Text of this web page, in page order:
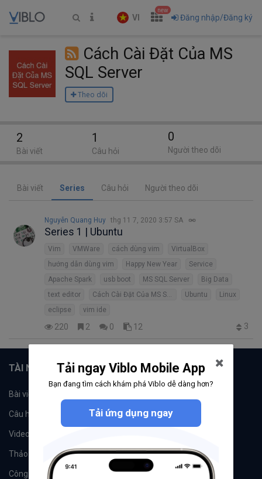
VI
new
Đăng nhập/Đăng ký
Cách Cài Đặt Của MS
SQL Server
Theo dõi
Bài viết Series Câu hỏi Người theo dõi
Nguyễn Quang Huy thg 11 7, 2020 3:57 SA
Series 1 | Ubuntu
Vim VMWare cách dùng vim
VirtualBox
hướng dẫn dùng vim
Happy New Year
Service
Apache Spark
usb boot MS SQL Server
Big Data
text editor
Cách Cài Đặt Của MS SQL Server Ubuntu
Linux
eclipse
vim ide
220 2 0 12 3
2
Bài viết
1
Câu hỏi
0
Người theo dõi
TÀI NGUYÊN
Bài viết
Câu hỏi Tags
Videos
Thảo luận Đề xuất hệ thống
Công cụ Machine Learning
Tải ngay Viblo Mobile App
Bạn đang tìm cách khám phá Viblo dễ dàng hơn?
Tải ứng dụng ngay